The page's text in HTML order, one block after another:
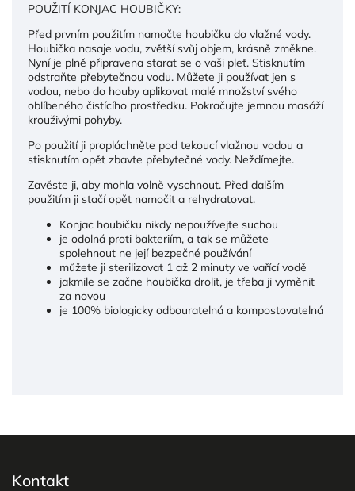
POUŽITÍ KONJAC HOUBIČKY:
Před prvním použitím namočte houbičku do vlažné vody.
Houbička nasaje vodu, zvětší svůj objem, krásně změkne.
Nyní je plně připravena starat se o vaši pleť. Stisknutím
odstraňte přebytečnou vodu. Můžete ji používat jen s
vodou, nebo do houby aplikovat malé množství svého
oblíbeného čistícího prostředku. Pokračujte jemnou masáží
krouživými pohyby.
Po použití ji propláchněte pod tekoucí vlažnou vodou a
stisknutím opět zbavte přebytečné vody. Neždímejte.
Zavěste ji, aby mohla volně vyschnout. Před dalším
použitím ji stačí opět namočit a rehydratovat.
Konjac houbičku nikdy nepoužívejte suchou
je odolná proti bakteriím, a tak se můžete
spolehnout ne její bezpečné používání
můžete ji sterilizovat 1 až 2 minuty ve vařící vodě
jakmile se začne houbička drolit, je třeba ji vyměnit
za novou
je 100% biologicky odbouratelná a kompostovatelná
Kontakt